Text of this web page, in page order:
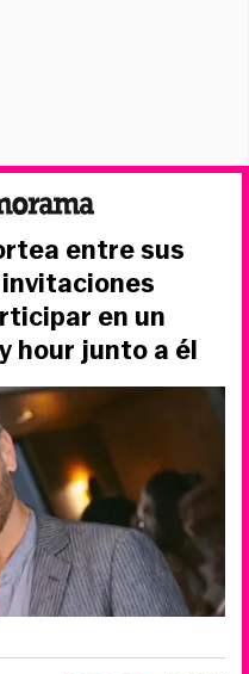
entre sus
en un
hour junto a él